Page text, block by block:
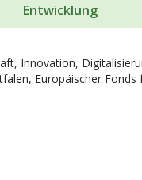
Entwicklung
Innovation,
Europäischer Fonds